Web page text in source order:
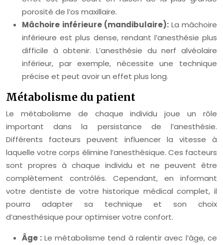
porosité de l’os maxillaire.
Mâchoire inférieure (mandibulaire): La mâchoire
inférieure est plus dense, rendant l’anesthésie plus
difficile à obtenir. L’anesthésie du nerf alvéolaire
inférieur, par exemple, nécessite une technique
précise et peut avoir un effet plus long.
Métabolisme du patient
Le métabolisme de chaque individu joue un rôle
important dans la persistance de l’anesthésie.
Différents facteurs peuvent influencer la vitesse à
laquelle votre corps élimine l’anesthésique. Ces facteurs
sont propres à chaque individu et ne peuvent être
complètement contrôlés. Cependant, en informant
votre dentiste de votre historique médical complet, il
pourra adapter sa technique et son choix
d’anesthésique pour optimiser votre confort.
Âge : Le métabolisme tend à ralentir avec l’âge, ce